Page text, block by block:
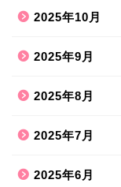
2025年10月
2025年9月
2025年8月
2025年7月
2025年6月